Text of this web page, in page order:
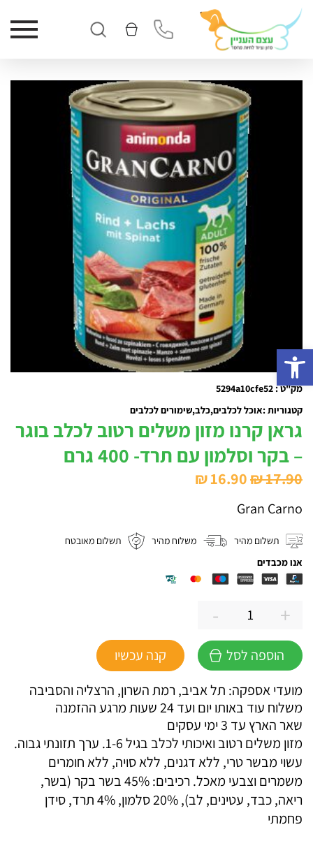
מק"ט : 5294a10cfe52
קטגוריות :אוכל לכלבים כלב שימורים לכלבים
גראן קרנו מזון משלים רטוב לכלב בוגר
– בקר וסלמון עם תרד- 400 גרם
₪17.90
המחיר
המקורי
היה:
₪ 17.90.
₪16.90
₪ 16.90.
Gran Carno
תשלום מהיר משלוח מהיר
תשלום מאובטח
אנו מכבדים
+כמות
של
גראן
מזון
משלים
רטוב
לכלב
בוגר
-
בקר
וסלמון
-
הוספה לסל
קנה עכשיו
מועדי אספקה: תל אביב, רמת השרון, הרצליה והסביבה
משלוח עוד באותו יום ועד 24 שעות מרגע ההזמנה
שאר הארץ עד 3 ימי עסקים
מזון משלים רטוב ואיכותי לכלב בגיל 1-6. ערך תזונתי גבוה.
עשוי מבשר טרי, ללא דגנים, ללא סויה, ללא חומרים
משמרים וצבעי מאכל. רכיבים: 45% בשר בקר (בשר,
ריאה, כבד, עטינים, לב), 20% סלמון, 4% תרד, סידן
פחמתי
פתח סרגל נגישות